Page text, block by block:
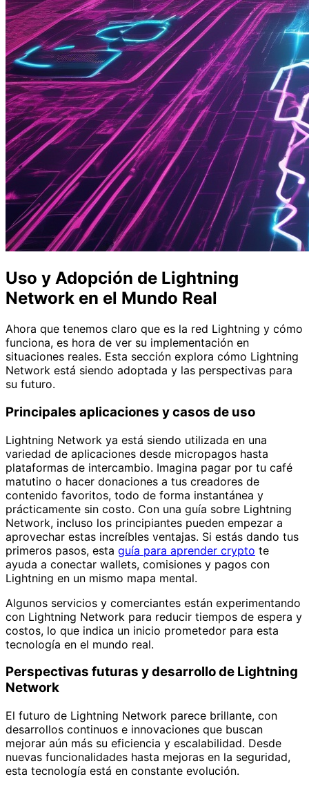
Uso y Adopción de Lightning
Network en el Mundo Real
Ahora que tenemos claro que es la red Lightning y cómo
funciona, es hora de ver su implementación en
situaciones reales. Esta sección explora cómo Lightning
Network está siendo adoptada y las perspectivas para
su futuro.
Principales aplicaciones y casos de uso
Lightning Network ya está siendo utilizada en una
variedad de aplicaciones desde micropagos hasta
plataformas de intercambio. Imagina pagar por tu café
matutino o hacer donaciones a tus creadores de
contenido favoritos, todo de forma instantánea y
prácticamente sin costo. Con una guía sobre Lightning
Network, incluso los principiantes pueden empezar a
aprovechar estas increíbles ventajas. Si estás dando tus
primeros pasos, esta guía para aprender crypto te
ayuda a conectar wallets, comisiones y pagos con
Lightning en un mismo mapa mental.
Algunos servicios y comerciantes están experimentando
con Lightning Network para reducir tiempos de espera y
costos, lo que indica un inicio prometedor para esta
tecnología en el mundo real.
Perspectivas futuras y desarrollo de Lightning
Network
El futuro de Lightning Network parece brillante, con
desarrollos continuos e innovaciones que buscan
mejorar aún más su eficiencia y escalabilidad. Desde
nuevas funcionalidades hasta mejoras en la seguridad,
esta tecnología está en constante evolución.